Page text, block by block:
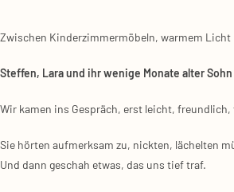
Zwi­schen Kin­der­zim­mer­mö­beln, war­mem
Stef­fen, Lara und ihr weni­ge Mona­te alter Sohn
Wir kamen ins Gespräch, erst leicht,
Sie hör­ten auf­merk­sam zu, nick­ten, lächel­ten
Und dann geschah etwas, das uns tief traf.